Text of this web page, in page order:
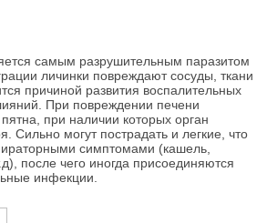
самым разрушительным паразитом
личинки повреждают сосуды, ткани
причиной развития воспалительных
При повреждении печени
при наличии которых орган
Сильно могут пострадать и легкие, что
симптомами (кашель,
после чего иногда присоединяются
инфекции.